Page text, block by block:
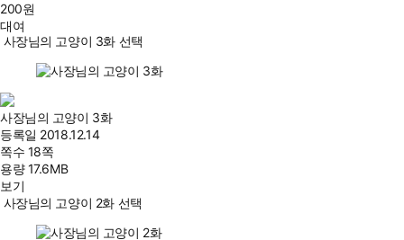
200원
대여
사장님의 고양이 3화 선택
사장님의 고양이 3화
등록일 2018.12.14
쪽수 18쪽
용량17.6MB
보기
사장님의 고양이 2화 선택